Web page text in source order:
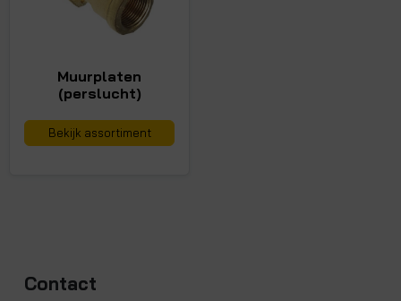
Muurplaten
(perslucht)
Bekijk assortiment
Contact